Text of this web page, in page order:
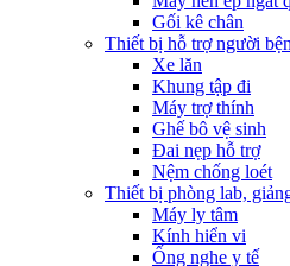
Gối kê chân
Thiết bị hỗ trợ người
Xe lăn
Khung tập đi
Máy trợ thính
Ghế bô vệ sinh
Đai nẹp hỗ trợ
Nệm chống loét
Thiết bị phòng lab,
Máy ly tâm
Kính hiển vi
Ống nghe y tế